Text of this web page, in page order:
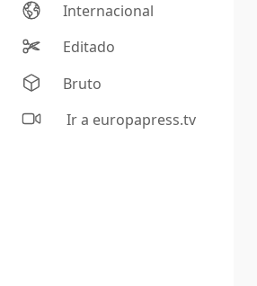
Internacional
Editado
Bruto
Ir a europapress.tv